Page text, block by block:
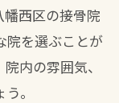
を選ぶコツ
の違いを解
西区の接骨院
院を選ぶことが
内の雰囲気、
。